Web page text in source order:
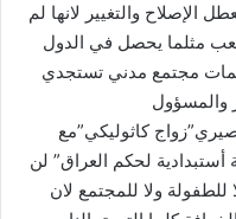
الإصلاح والتغيير لانها لم
مثلما يحصل في الدول
مجتمع مدني تستجدي
والمسؤول
كاثوليكي”مع
أستبدادية لحكم العراق” لن
للطفولة ولا للمجتمع لان